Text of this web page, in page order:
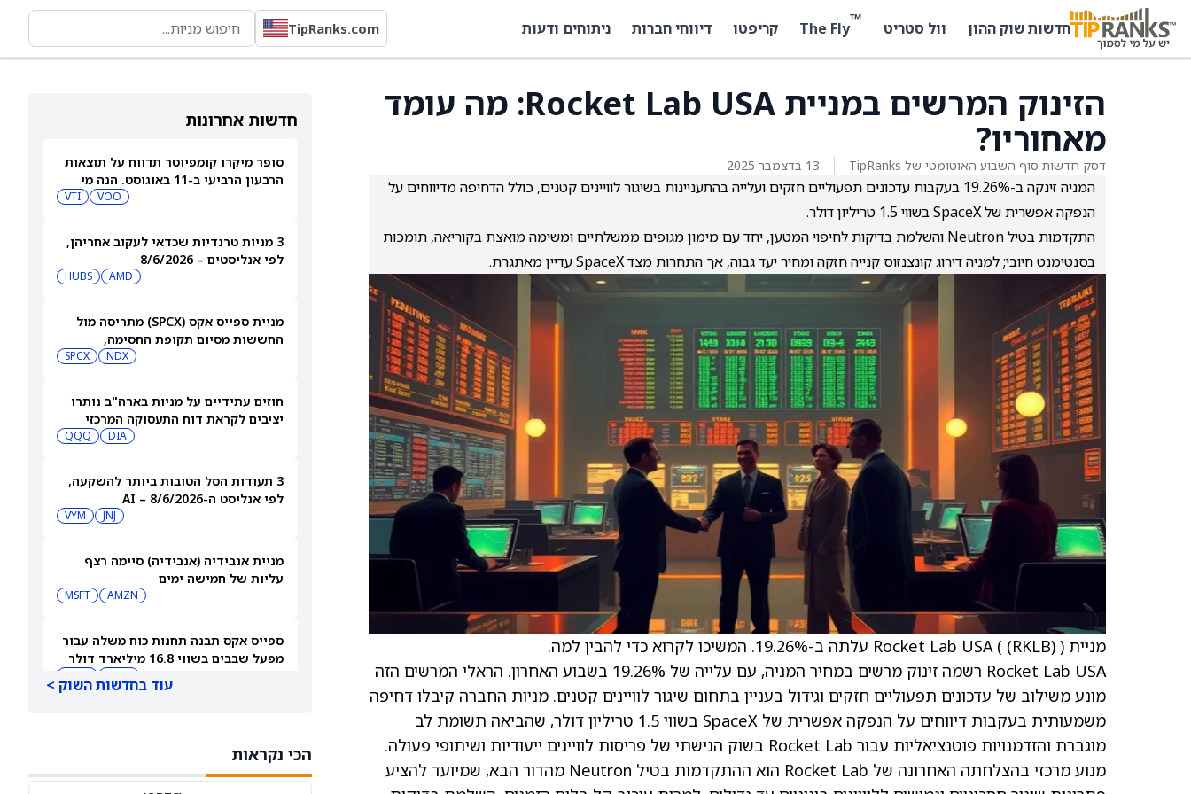
חדשות שוק ההון וול סטריט ™
The Fly קריפטו דיווחי חברות ניתוחים ודעות TipRanks.com
חדשות אחרונות
סופר מיקרו קומפיוטר תדווח על תוצאות
הרבעון הרביעי ב-11 באוגוסט. הנה מי
VOO
VTI
3 מניות טרנדיות שכדאי לעקוב אחריהן,
לפי אנליסטים – 8/6/2026
AMD
HUBS
מניית ספייס אקס (SPCX) מתריסה מול
החששות מסיום תקופת החסימה,
NDX
SPCX
חוזים עתידיים על מניות בארה"ב נותרו
יציבים לקראת דוח התעסוקה המרכזי
DIA
QQQ
3 תעודות הסל הטובות ביותר להשקעה,
לפי אנליסט ה-AI – 8/6/2026
JNJ
VYM
מניית אנבידיה (אנבידיה) סיימה רצף
עליות של חמישה ימים
AMZN
MSFT
ספייס אקס תבנה תחנות כוח משלה עבור
מפעל שבבים בשווי 16.8 מיליארד דולר
מהלך ה-AI inference שלה
עוד בחדשות השוק >
הכי נקראות
הזינוק המרשים במניית Rocket Lab USA: מה עומד
מאחוריו?
דסק חדשות סוף השבוע האוטומטי של TipRanks 13 בדצמבר 2025
המניה זינקה ב-19.26% בעקבות עדכונים תפעוליים חזקים ועלייה בהתעניינות בשיגור לוויינים קטנים, כולל הדחיפה מדיווחים על
הנפקה אפשרית של SpaceX בשווי 1.5 טריליון דולר.
התקדמות בטיל Neutron והשלמת בדיקות לחיפוי המטען, יחד עם מימון מגופים ממשלתיים ומשימה מואצת בקוריאה, תומכות
בסנטימנט חיובי; למניה דירוג קונצנזוס קנייה חזקה ומחיר יעד גבוה, אך התחרות מצד SpaceX עדיין מאתגרת.
מניית Rocket Lab USA ( (RKLB) ) עלתה ב-19.26%. המשיכו לקרוא כדי להבין למה.
Rocket Lab USA רשמה זינוק מרשים במחיר המניה, עם עלייה של 19.26% בשבוע האחרון. הראלי המרשים הזה
מונע משילוב של עדכונים תפעוליים חזקים וגידול בעניין בתחום שיגור לוויינים קטנים. מניות החברה קיבלו דחיפה
משמעותית בעקבות דיווחים על הנפקה אפשרית של SpaceX בשווי 1.5 טריליון דולר, שהביאה תשומת לב
מוגברת והזדמנויות פוטנציאליות עבור Rocket Lab בשוק הנישתי של פריסות לוויינים ייעודיות ושיתופי פעולה.
מנוע מרכזי בהצלחתה האחרונה של Rocket Lab הוא ההתקדמות בטיל Neutron מהדור הבא, שמיועד להציע